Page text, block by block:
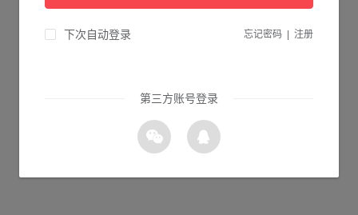
下次自动登录 忘记密码 注册
第三方账号登录